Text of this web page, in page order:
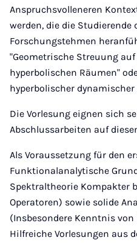
Anspruchsvolleneren
werden, die die
Forschungstehmen
"Geometrische Streuung
hyperbolischen Räumen"
hyperbolischer dynamischer
Die Vorlesung eignen sich
Abschlussarbeiten auf
Als Voraussetzung für den
Funktionalanalytische
Spektraltheorie Kompakter
Operatoren) sowie solide
(Insbesondere Kenntnis
Hilfreiche Vorlesungen aus